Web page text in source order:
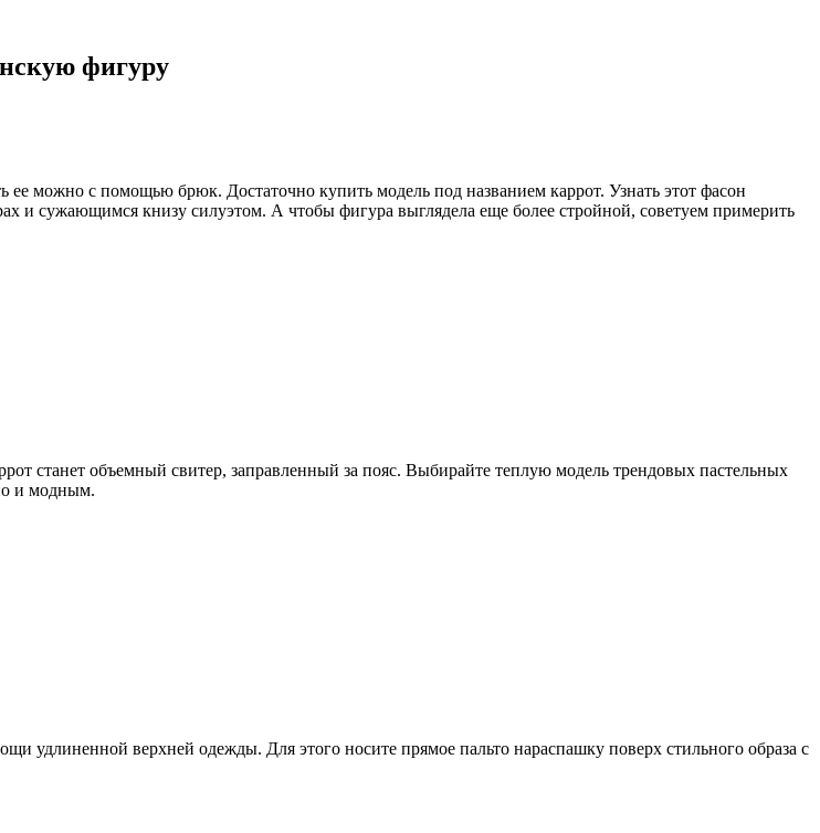
фигуру
можно с помощью брюк. Достаточно купить модель под названием каррот. Узнать этот фасон
и сужающимся книзу силуэтом. А чтобы фигура выглядела еще более стройной, советуем примерить
станет объемный свитер, заправленный за пояс. Выбирайте теплую модель трендовых пастельных
и модным.
удлиненной верхней одежды. Для этого носите прямое пальто нараспашку поверх стильного образа с